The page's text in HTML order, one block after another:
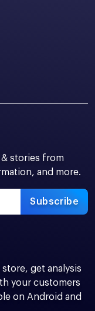
stories from
and more.
Subscribe
store, get analysis
your customers
on Android and